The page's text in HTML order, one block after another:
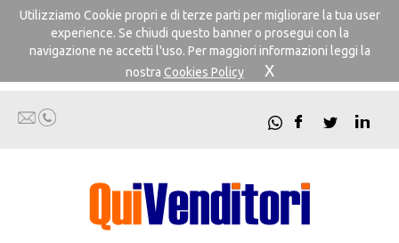
Utilizziamo Cookie propri e di terze parti per migliorare la tua user
experience. Se chiudi questo banner o prosegui con la
navigazione ne accetti l'uso. Per maggiori informazioni leggi la
nostra Cookies Policy X